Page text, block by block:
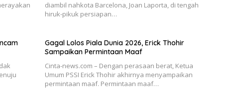
diambil nahkota Barcelona, Joan Laporta, di tengah
hiruk-pikuk persiapan…
Gagal Lolos Piala Dunia 2026, Erick Thohir
Sampaikan Permintaan Maaf
Cinta-news.com – Dengan perasaan berat, Ketua
Umum PSSI Erick Thohir akhirnya menyampaikan
permintaan maaf. Permintaan maaf…